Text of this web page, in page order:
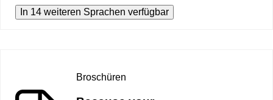
In 14 weiteren Sprachen verfügbar
Broschüren